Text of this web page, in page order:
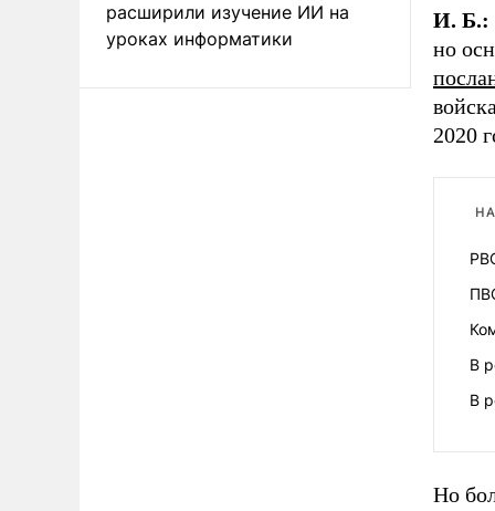
расширили изучение ИИ на
уроках информатики
И. Б.:
но
2020
В
В
Но